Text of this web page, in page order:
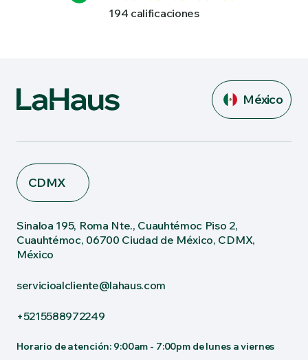
194 calificaciones
México
CDMX
Sinaloa 195, Roma Nte., Cuauhtémoc Piso 2,
Cuauhtémoc, 06700 Ciudad de México, CDMX,
México
servicioalcliente@lahaus.com
+5215588972249
Horario de atención: 9:00am - 7:00pm de lunes a viernes